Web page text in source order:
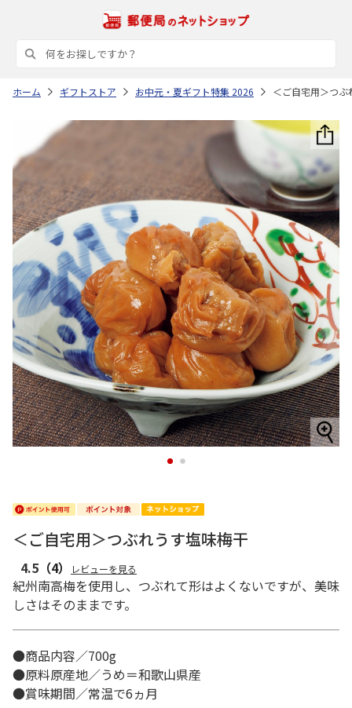
ホーム ギフトストア お中元・夏ギフト特集 2026 ＜ご自宅用＞つぶ
1 2
＜ご自宅用＞つぶれうす塩味梅干
4.5 （4） レビューを見る
紀州南高梅を使用し、つぶれて形はよくないですが、美味
しさはそのままです。
●商品内容／700g
●原料原産地／うめ＝和歌山県産
●賞味期間／常温で6ヵ月